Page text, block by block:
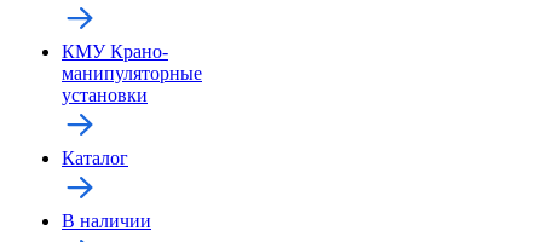
КМУ Крано-
манипуляторные
установки
Каталог
В наличии